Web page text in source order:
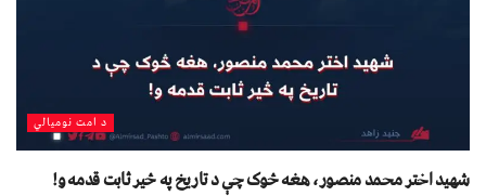
د امت نومیالي
شهید اختر محمد منصور، هغه څوک چې د تاریخ په څیر ثابت قدمه و!